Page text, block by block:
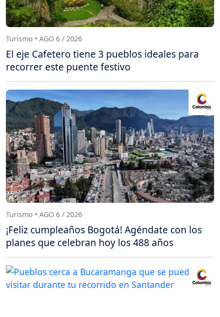
Turismo • AGO 6 / 2026
El eje Cafetero tiene 3 pueblos ideales para
recorrer este puente festivo
Turismo • AGO 6 / 2026
¡Feliz cumpleaños Bogotá! Agéndate con los
planes que celebran hoy los 488 años